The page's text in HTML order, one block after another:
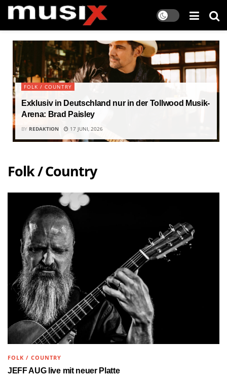
FOLK / COUNTRY
Exklusiv in Deutschland nur in der Tollwood Musik-
Arena: Brad Paisley
BY REDAKTION 17 JUNI, 2026
Folk / Country
FOLK / COUNTRY
JEFF AUG live mit neuer Platte